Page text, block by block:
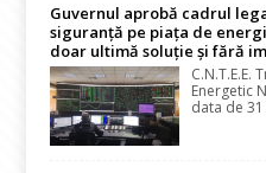
Guvernul aprobă cadrul
siguranță pe piața de
doar ultimă soluție și fără
C.N.T.E.E.
Energetic
data de 31